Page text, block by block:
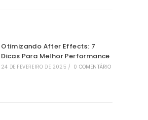
Otimizando After Effects: 7
Dicas Para Melhor Performance
24 DE FEVEREIRO DE 2025 / 0 COMENTÁRIO